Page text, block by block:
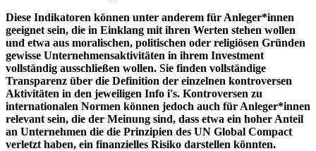
Diese Indikatoren können unter anderem für Anleger*innen
geeignet sein, die in Einklang mit ihren Werten stehen wollen
und etwa aus moralischen, politischen oder religiösen Gründen
gewisse Unternehmensaktivitäten in ihrem Investment
vollständig ausschließen wollen. Sie finden vollständige
Transparenz über die Definition der einzelnen kontroversen
Aktivitäten in den jeweiligen Info i's. Kontroversen zu
internationalen Normen können jedoch auch für Anleger*innen
relevant sein, die der Meinung sind, dass etwa ein hoher Anteil
an Unternehmen die die Prinzipien des UN Global Compact
verletzt haben, ein finanzielles Risiko darstellen könnten.